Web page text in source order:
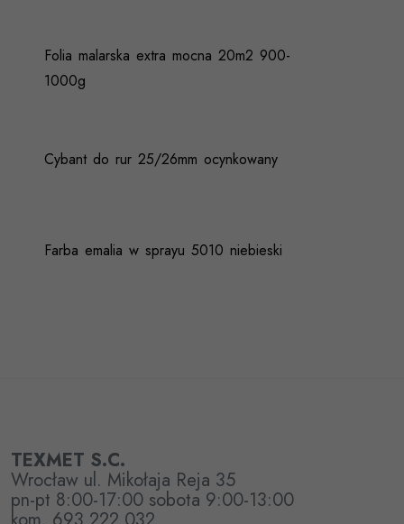
Folia malarska extra mocna 20m2 900-
1000g
Cybant do rur 25/26mm ocynkowany
Farba emalia w sprayu 5010 niebieski
TEXMET S.C.
Wrocław ul. Mikołaja Reja 35
pn-pt 8:00-17:00 sobota 9:00-13:00